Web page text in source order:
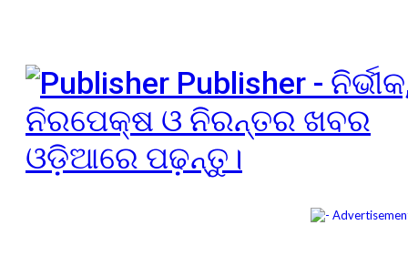
Publisher -
ନିରପେକ୍ଷ ଓ ନିରନ୍ତର ଖବର
ଓଡ଼ିଆରେ ପଢ଼ନ୍ତୁ।